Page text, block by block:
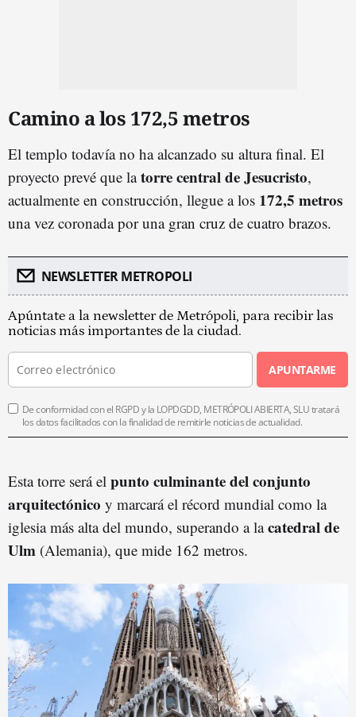
Camino a los 172,5 metros
El templo todavía no ha alcanzado su altura final. El
proyecto prevé que latorre central de Jesucristo,
actualmente en construcción, llegue a los 172,5 metros
una vez coronada por una gran cruz de cuatro brazos.
NEWSLETTER METROPOLI
Apúntate a la newsletter de Metrópoli, para recibir las
noticias más importantes de la ciudad.
APUNTARME
De conformidad con el RGPD y la LOPDGDD, METRÓPOLI ABIERTA, SLU tratará
los datos facilitados con la finalidad de remitirle noticias de actualidad.
Esta torre será el punto culminante del conjunto
arquitectónico y marcará el récord mundial como la
iglesia más alta del mundo, superando a lacatedral de
Ulm (Alemania), que mide 162 metros.